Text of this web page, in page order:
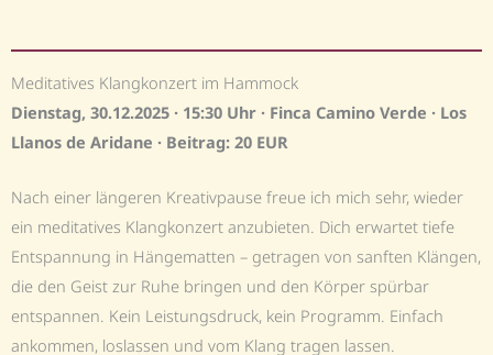
Meditatives Klangkonzert im Hammock
Dienstag, 30.12.2025 · 15:30 Uhr · Finca Camino Verde · Los
Llanos de Aridane · Beitrag: 20 EUR
Nach einer längeren Kreativpause freue ich mich sehr, wieder
ein meditatives Klangkonzert anzubieten. Dich erwartet tiefe
Entspannung in Hängematten – getragen von sanften Klängen,
die den Geist zur Ruhe bringen und den Körper spürbar
entspannen. Kein Leistungsdruck, kein Programm. Einfach
ankommen, loslassen und vom Klang tragen lassen.